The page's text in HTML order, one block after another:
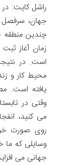
راشل کایت: در
جهان، سرفصل
چندین منطقه
است. در
محیط کار و
یافته است.
وقتی در
می کنید،
روی صورت
وسایلی که ما
جهانی می